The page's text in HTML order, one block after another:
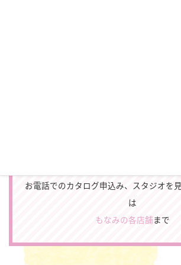
お電話でのカタログ申込み、スタジオを
は
もなみの各店舗まで